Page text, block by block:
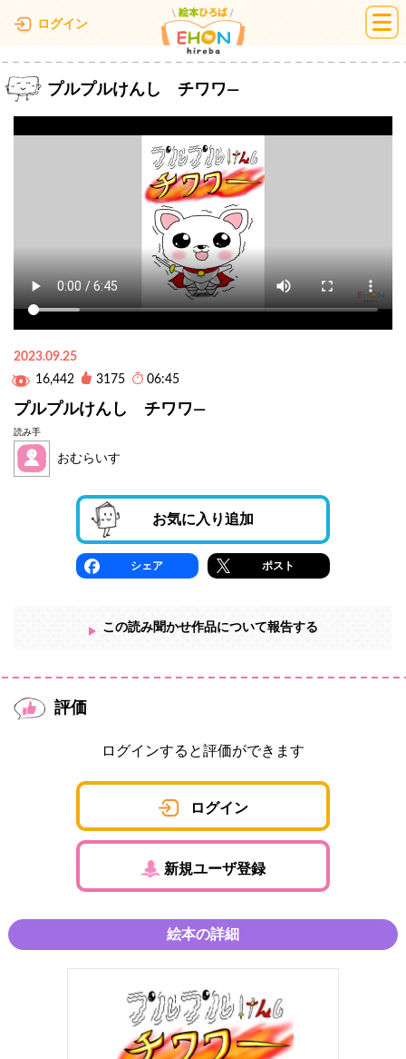
ログイン 絵本ひろば
プルプルけんし チワワ―
2023.09.25
16,442
3175 06:45
プルプルけんし チワワ―
読み手
おむらいす
お気に入り追加
シェア ポスト
この読み聞かせ作品について報告する
評価
ログインすると評価ができます
ログイン
新規ユーザ登録
絵本の詳細